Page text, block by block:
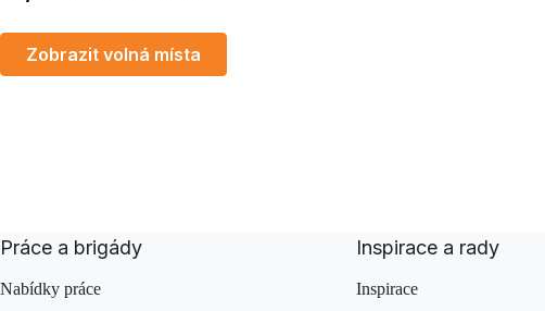
Zobrazit volná místa
Práce a brigády
Nabídky práce
Inspirace a rady
Inspirace